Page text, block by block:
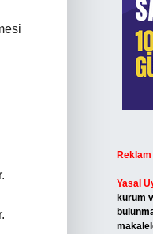
Yasal
kurum